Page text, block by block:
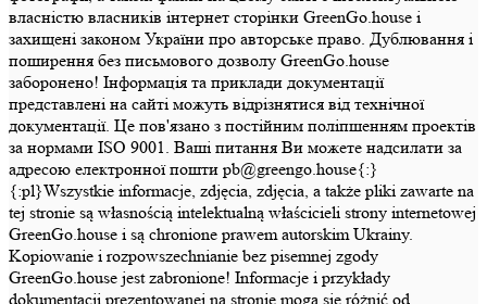
власністю власників інтернет сторінки GreenGo.house і
захищені законом України про авторське право. Дублювання і
поширення без письмового дозволу GreenGo.house
заборонено! Інформація та приклади документації
представлені на сайті можуть відрізнятися від технічної
документації. Це пов'язано з постійним поліпшенням проектів
за нормами ISO 9001. Ваші питання Ви можете надсилати за
адресою електронної пошти pb@greengo.house{:}
{:pl}Wszystkie informacje, zdjęcia, zdjęcia, a także pliki zawarte na
tej stronie są własnością intelektualną właścicieli strony internetowej
GreenGo.house i są chronione prawem autorskim Ukrainy.
Kopiowanie i rozpowszechnianie bez pisemnej zgody
GreenGo.house jest zabronione! Informacje i przykłady
dokumentacji prezentowanej na stronie mogą się różnić od